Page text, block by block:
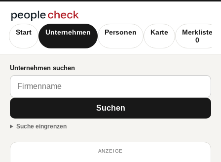
Start Unternehmen Personen Karte
Merkliste
0
Unternehmen suchen
Suchen
Suche eingrenzen
ANZEIGE